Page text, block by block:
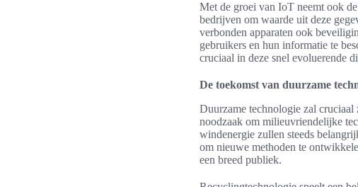
Met de groei van IoT neemt ook
bedrijven om waarde uit deze
verbonden apparaten ook
gebruikers en hun informatie te
cruciaal in deze snel evoluerende
De toekomst van duurzame
Duurzame technologie zal
noodzaak om milieuvriendelijke
windenergie zullen steeds
om nieuwe methoden te
een breed publiek.